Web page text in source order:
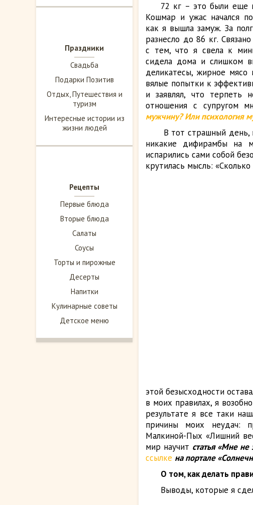
Праздники
Свадьба
Подарки Позитив
Отдых, Путешествия и
туризм
Интересные истории из
жизни людей
Рецепты
Первые блюда
Вторые блюда
Салаты
Соусы
Торты и пирожные
Десерты
Напитки
Кулинарные советы
Детское меню
72 кг – это были еще
Кошмар и ужас начался
как я вышла замуж. За
разнесло до 86 кг.
с тем, что я свела к
сидела дома и слишком
деликатесы, жирное мясо
вялые попытки к
и заявлял, что терпеть
отношения с супругом
мужчину? Или психология
В тот страшный день,
никакие дифирамбы на
испарились сами собой
крутилась мысль:
этой безысходности
в моих правилах, я
результате я все таки
причины моих неудач:
Малкиной-Пых «Лишний
мир научит статья «Мне не
ссылке на портале
О том, как делать
Выводы, которые я